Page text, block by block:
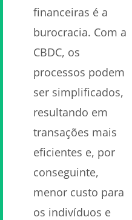
financeiras é a
burocracia. Com a
CBDC, os
processos podem
ser simplificados,
resultando em
transações mais
eficientes e, por
conseguinte,
menor custo para
os indivíduos e